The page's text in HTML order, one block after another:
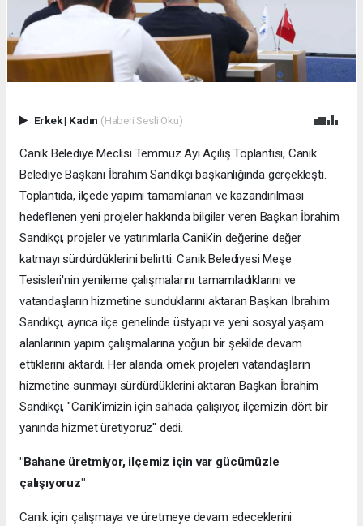
Erkek| Kadın (Haberi Sesli Oku)
Canik Belediye Meclisi Temmuz Ayı Açılış Toplantısı, Canik
Belediye Başkanı İbrahim Sandıkçı başkanlığında gerçekleşti.
Toplantıda, ilçede yapımı tamamlanan ve kazandırılması
hedeflenen yeni projeler hakkında bilgiler veren Başkan İbrahim
Sandıkçı, projeler ve yatırımlarla Canik'in değerine değer
katmayı sürdürdüklerini belirtti. Canik Belediyesi Meşe
Tesisleri'nin yenileme çalışmalarını tamamladıklarını ve
vatandaşların hizmetine sunduklarını aktaran Başkan İbrahim
Sandıkçı, ayrıca ilçe genelinde üstyapı ve yeni sosyal yaşam
alanlarının yapım çalışmalarına yoğun bir şekilde devam
ettiklerini aktardı. Her alanda örnek projeleri vatandaşların
hizmetine sunmayı sürdürdüklerini aktaran Başkan İbrahim
Sandıkçı, "Canik'imizin için sahada çalışıyor, ilçemizin dört bir
yanında hizmet üretiyoruz" dedi.
"Bahane üretmiyor, ilçemiz için var gücümüzle
çalışıyoruz"
Canik için çalışmaya ve üretmeye devam edeceklerini